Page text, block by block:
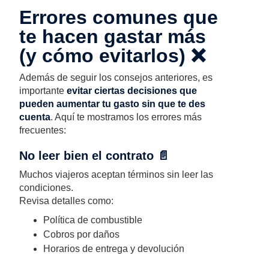
Errores comunes que
te hacen gastar más
(y cómo evitarlos) ❌
Además de seguir los consejos anteriores, es
importanteevitar ciertas decisiones que
pueden aumentar tu gasto sin que te des
cuenta. Aquí te mostramos los errores más
frecuentes:
No leer bien el contrato 📄
Muchos viajeros aceptan términos sin leer las
condiciones.
Revisa detalles como:
Política de combustible
Cobros por daños
Horarios de entrega y devolución